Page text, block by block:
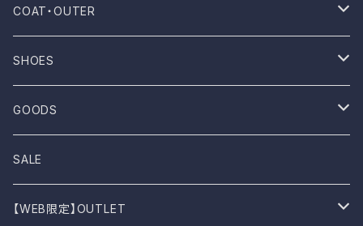
NOVESTA
ROTOTO
UES
Dansko
BIRKEN STOCK
Shirt
No sleeve
One-piece
Parkar
Knit
Pants
Skirts
COAT・OUTER
Coat
Outer
Jacket
SHOES
Sneakers
Sandal
Boots
GOODS
Bag
Stall
SALE
【WEB限定】OUTLET